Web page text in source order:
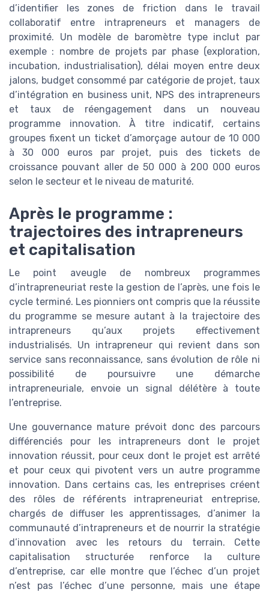
d’identifier les zones de friction dans le travail
collaboratif entre intrapreneurs et managers de
proximité. Un modèle de baromètre type inclut par
exemple : nombre de projets par phase (exploration,
incubation, industrialisation), délai moyen entre deux
jalons, budget consommé par catégorie de projet, taux
d’intégration en business unit, NPS des intrapreneurs
et taux de réengagement dans un nouveau
programme innovation. À titre indicatif, certains
groupes fixent un ticket d’amorçage autour de 10 000
à 30 000 euros par projet, puis des tickets de
croissance pouvant aller de 50 000 à 200 000 euros
selon le secteur et le niveau de maturité.
Après le programme :
trajectoires des intrapreneurs
et capitalisation
Le point aveugle de nombreux programmes
d’intrapreneuriat reste la gestion de l’après, une fois le
cycle terminé. Les pionniers ont compris que la réussite
du programme se mesure autant à la trajectoire des
intrapreneurs qu’aux projets effectivement
industrialisés. Un intrapreneur qui revient dans son
service sans reconnaissance, sans évolution de rôle ni
possibilité de poursuivre une démarche
intrapreneuriale, envoie un signal délétère à toute
l’entreprise.
Une gouvernance mature prévoit donc des parcours
différenciés pour les intrapreneurs dont le projet
innovation réussit, pour ceux dont le projet est arrêté
et pour ceux qui pivotent vers un autre programme
innovation. Dans certains cas, les entreprises créent
des rôles de référents intrapreneuriat entreprise,
chargés de diffuser les apprentissages, d’animer la
communauté d’intrapreneurs et de nourrir la stratégie
d’innovation avec les retours du terrain. Cette
capitalisation structurée renforce la culture
d’entreprise, car elle montre que l’échec d’un projet
n’est pas l’échec d’une personne, mais une étape